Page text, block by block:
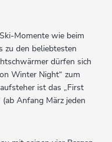
Momente wie beim
zu den beliebtesten
dürfen sich
Winter Night“ zum
ist das „First
Anfang März jeden